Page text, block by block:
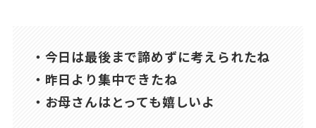
・今日は最後まで諦めずに考えられたね
・昨日より集中できたね
・お母さんはとっても嬉しいよ